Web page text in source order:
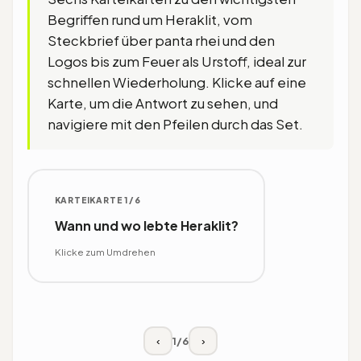
Begriffen rund um Heraklit, vom
Steckbrief über panta rhei und den
Logos bis zum Feuer als Urstoff, ideal zur
schnellen Wiederholung. Klicke auf eine
Karte, um die Antwort zu sehen, und
navigiere mit den Pfeilen durch das Set.
KARTEIKARTE 1/6
Wann und wo lebte Heraklit?
Klicke zum Umdrehen
Um 500 v. Chr. in Ephesos in Ionien
‹ 1/6 ›